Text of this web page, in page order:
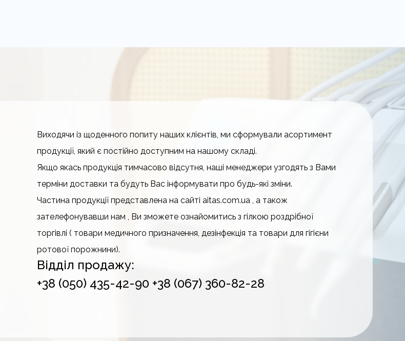
Виходячи із щоденного попиту наших клієнтів, ми сформували асортимент
продукції, який є постійно доступним на нашому складі.
Якщо якась продукція тимчасово відсутня, наші менеджери узгодять з Вами
терміни доставки та будуть Вас інформувати про будь-які зміни.
Частина продукції представлена на сайті aitas.com.ua , а також
зателефонувавши нам , Ви зможете ознайомитись з гілкою роздрібної
торгівлі ( товари медичного призначення, дезінфекція та товари для гігієни
ротової порожнини).
Відділ продажу:
+38 (050) 435-42-90 +38 (067) 360-82-28